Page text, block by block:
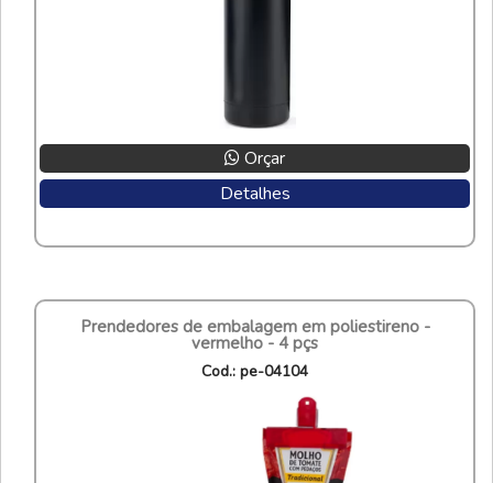
Orçar
Detalhes
prendedores de embalagem em poliestireno -
vermelho - 4 pçs
cod.: pe-04104